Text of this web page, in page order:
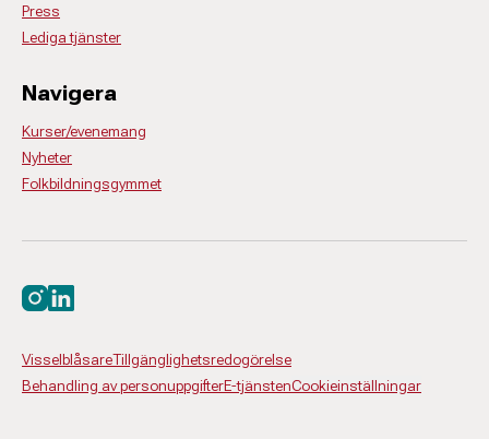
Press
Lediga tjänster
Navigera
Kurser/evenemang
Nyheter
Folkbildningsgymmet
VisselblåsareTillgänglighetsredogörelse
Behandling av personuppgifterE-tjänstenCookieinställningar
Besök oss på instagram
Besök oss på linkedin